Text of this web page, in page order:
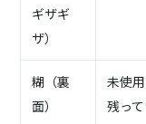
ギザギ
ザ）
糊（裏
面）
未使
残っ